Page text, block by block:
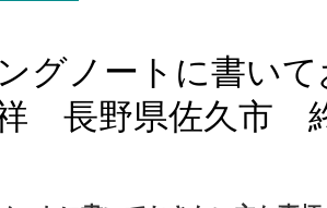
グノートに書いて
長野県佐久市